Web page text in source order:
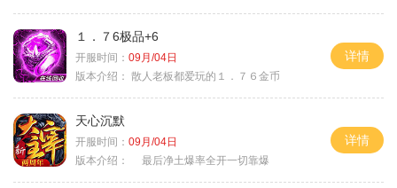
１．７6极品+6
开服时间： 09月/04日
版本介绍： 散人老板都爱玩的１．７６金币
详情
天心沉默
开服时间： 09月/04日
版本介绍：
最后净土爆率全开一切靠爆
详情